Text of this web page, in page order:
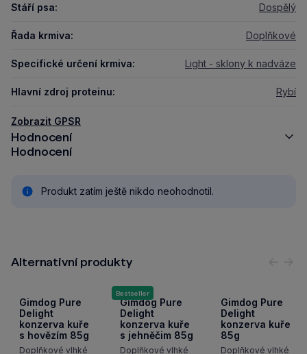
Stáří psa: Dospělý
Řada krmiva: Doplňkové
Specifické určení krmiva: Light - sklony k nadváze
Hlavní zdroj proteinu: Rybí
Zobrazit GPSR
Hodnocení
Hodnocení
Produkt zatím ještě nikdo neohodnotil.
Alternativní produkty
Gimdog Pure
Delight
konzerva kuře
s hovězím 85g
Doplňkové vlhké
Bestseller
Gimdog Pure
Delight
konzerva kuře
s jehněčim 85g
Doplňkové vlhké
Gimdog Pure
Delight
konzerva kuře
85g
Doplňkové vlhké